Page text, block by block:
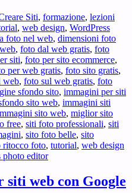
Siti, formazione, lezioni
, web design, WordPress
foto nel web, dimensioni foto
, foto dal web gratis, foto
siti, foto per sito ecommerce,
per web gratis, foto sito gratis,
web, foto sul web gratis, foto
sfondo sito, immagini per siti
sito web, immagini siti
sito web, miglior sito
free, siti foto professionali, siti
, sito foto belle, sito
ritocco foto, tutorial, web design
photo editor
web con Google